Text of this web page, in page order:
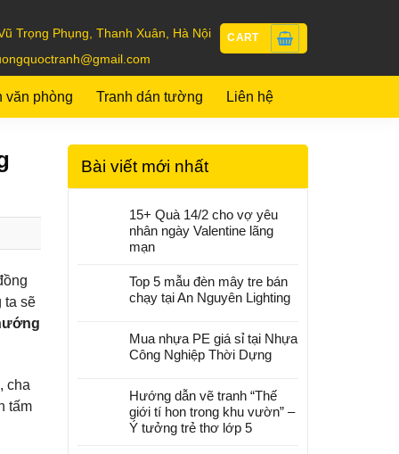
Trọng Phụng, Thanh Xuân, Hà Nội
CART
văn phòng Tranh dán tường Liên hệ
ta sẽ
cha
tấm
Bài viết mới nhất
15+ Quà 14/2 cho vợ yêu
nhân ngày Valentine lãng
mạn
Top 5 mẫu đèn mây tre bán
chạy tại An Nguyên Lighting
Mua nhựa PE giá sỉ tại Nhựa
Công Nghiệp Thời Dựng
Hướng dẫn vẽ tranh “Thế
giới tí hon trong khu vườn” –
Ý tưởng trẻ thơ lớp 5